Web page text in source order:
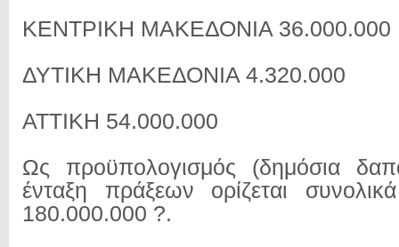
ΚΕΝΤΡΙΚΗ ΜΑΚΕΔΟΝΙΑ 36.000.000
ΔΥΤΙΚΗ ΜΑΚΕΔΟΝΙΑ 4.320.000
ΑΤΤΙΚΗ 54.000.000
Ως προϋπολογισμός (δημόσια
ένταξη πράξεων ορίζεται
180.000.000 ?.